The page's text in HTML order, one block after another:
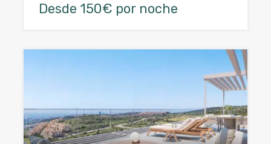
Desde 150€ por noche